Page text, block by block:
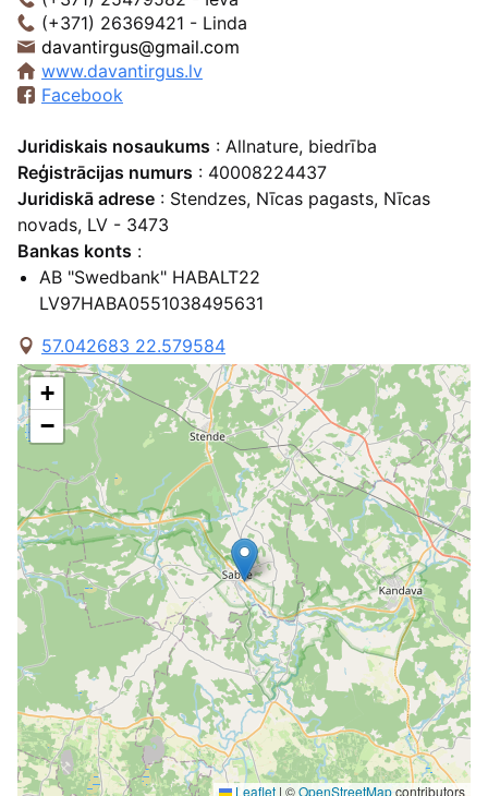
(+371) 26369421 - Linda
davantirgus@gmail.com
www.davantirgus.lv
Facebook
Juridiskais nosaukums : Allnature, biedrība
Reģistrācijas numurs : 40008224437
Juridiskā adrese : Stendzes, Nīcas pagasts, Nīcas
novads, LV - 3473
Bankas konts :
AB "Swedbank" HABALT22
LV97HABA0551038495631
57.042683 22.579584
+
−
Leaflet | ©OpenStreetMapcontributors